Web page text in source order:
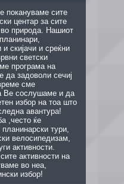
покануваме сите
центар за сите
природа. Нашиот
скијачи и среќни
светски
програма на
да задоволи сечиј
сме
Ве сослушаме и да
избор на тоа што
авантура!
,често ќе
тури,
велосипедизам,
активности.
активности на
во неа,
избор!